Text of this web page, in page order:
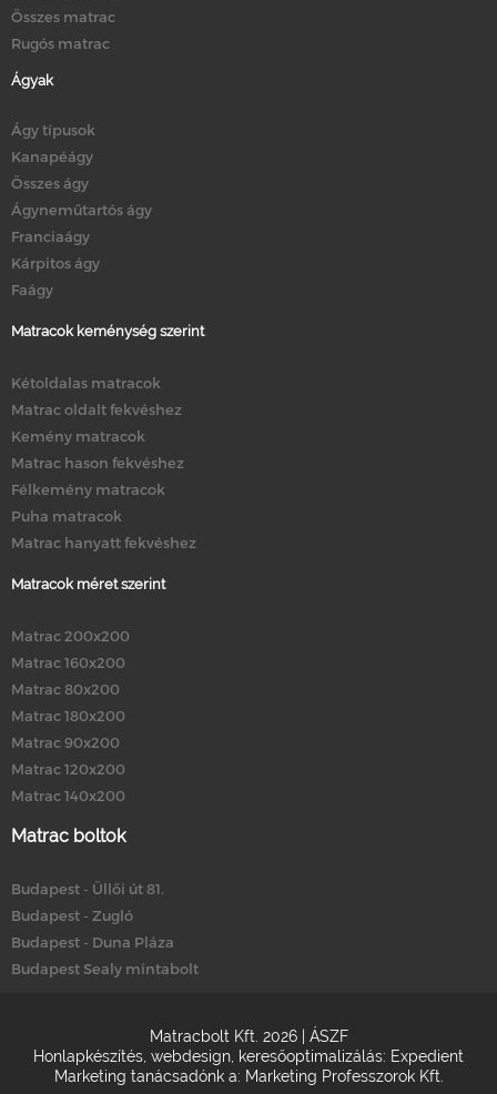
Összes matrac
Rugós matrac
Ágyak
Ágy típusok
Kanapéágy
Összes ágy
Ágyneműtartós ágy
Franciaágy
Kárpitos ágy
Faágy
Matracok keménység szerint
Kétoldalas matracok
Matrac oldalt fekvéshez
Kemény matracok
Matrac hason fekvéshez
Félkemény matracok
Puha matracok
Matrac hanyatt fekvéshez
Matracok méret szerint
Matrac 200x200
Matrac 160x200
Matrac 80x200
Matrac 180x200
Matrac 90x200
Matrac 120x200
Matrac 140x200
Matrac boltok
Budapest - Üllői út 81.
Budapest - Zugló
Budapest - Duna Pláza
Budapest Sealy mintabolt
Matracbolt Kft. 2026 | ÁSZF
Honlapkészítés webdesign keresőoptimalizálás: Expedient
Marketing tanácsadónk a: Marketing Professzorok Kft.